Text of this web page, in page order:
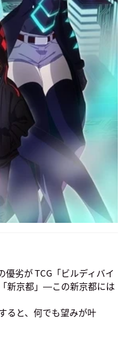
優劣が TCG「ビルディバイ
新京都」―この新京都には
ると、何でも望みが叶